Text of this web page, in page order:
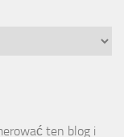
ten blog i